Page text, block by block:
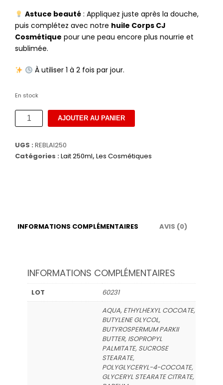
Astuce beauté: Appliquez juste après la douche,
puis complétez avec notre huile Corps CJ
Cosmétique pour une peau encore plus nourrie et
sublimée.
À utiliser 1 à 2 fois par jour.
En stock
quantité
de
corps
anti
AJOUTER AU PANIER
UGS : REBLAI250
Catégories : Lait 250ml, Les Cosmétiques
INFORMATIONS COMPLÉMENTAIRES AVIS (0)
INFORMATIONS COMPLÉMENTAIRES
LOT
60231
AQUA, ETHYLHEXYL COCOATE,
BUTYLENE GLYCOL,
BUTYROSPERMUM PARKII
BUTTER, ISOPROPYL
PALMITATE, SUCROSE
STEARATE,
POLYGLYCERYL-4-COCOATE,
GLYCERYL STEARATE CITRATE,